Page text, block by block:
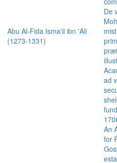
Abu Al-Fida Isma'il ibn 'Ali
(1273-1331)
De
ad
An
for